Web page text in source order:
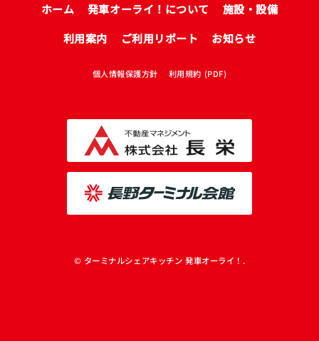
ホーム 発車オーライ！について
施設・設備
利用案内
ご利用リポート お知らせ
個人情報保護方針 利用規約 (PDF)
© ターミナルシェアキッチン 発車オーライ！.